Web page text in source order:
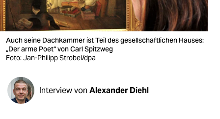
wahrheit
verlag
verlag
shop
fragen & hilfe
Auch seine Dachkammer ist Teil des gesellschaftlichen Hauses:
„Der arme Poet“ von Carl Spitzweg
Foto: Jan-Philipp Strobel/dpa
Interview von Alexander Diehl